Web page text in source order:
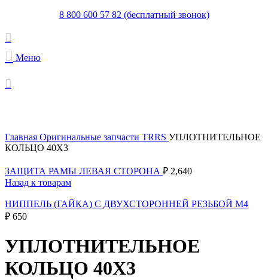
8 800 600 57 82 (бесплатный звонок)
Меню
Главная Оригинальные запчасти TRRS УПЛОТНИТЕЛЬНОЕ
КОЛЬЦО 40X3
ЗАЩИТА РАМЫ ЛЕВАЯ СТОРОНА ₽ 2,640
Назад к товарам
НИППЕЛЬ (ГАЙКА) С ДВУХСТОРОННЕЙ РЕЗЬБОЙ M4
₽ 650
УПЛОТНИТЕЛЬНОЕ
КОЛЬЦО 40X3